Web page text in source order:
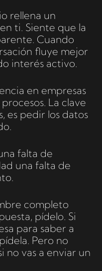
rellena un
ti. Siente que la
Cuando
fluye mejor
interés activo.
en empresas
La clave
es pedir los datos
falta de
una falta de
completo
pídelo. Si
para saber a
Pero no
no vas a enviar un